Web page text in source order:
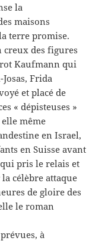
la
maisons
terre promise.
creux des figures
Kaufmann qui
Frida
et placé de
« dépisteuses »
même
en Israel,
en Suisse avant
pris le relais et
célèbre attaque
de gloire des
le roman
à